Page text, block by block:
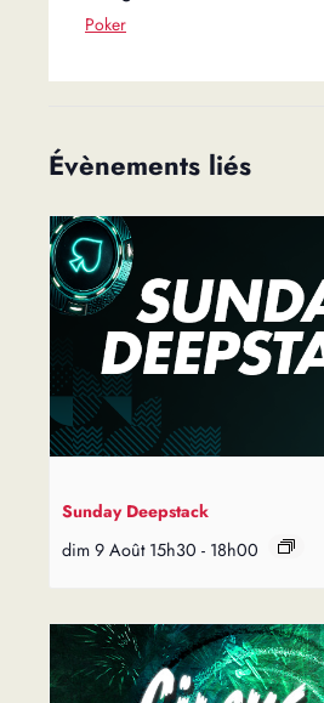
Poker
Évènements liés
Sunday Deepstack
dim 9 Août 15h30 - 18h00